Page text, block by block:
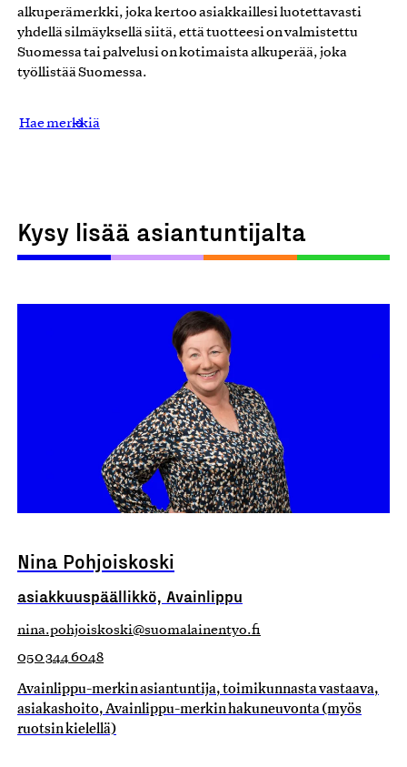
alkuperämerkki, joka kertoo asiakkaillesi luotettavasti
yhdellä silmäyksellä siitä, että tuotteesi on valmistettu
Suomessa tai palvelusi on kotimaista alkuperää, joka
työllistää Suomessa.
Hae merkkiä
Kysy lisää asiantuntijalta
Nina Pohjoiskoski
asiakkuuspäällikkö, Avainlippu
nina.pohjoiskoski@suomalainentyo.fi
050 344 6048
Avainlippu-merkin asiantuntija, toimikunnasta vastaava,
asiakashoito, Avainlippu-merkin hakuneuvonta (myös
ruotsin kielellä)